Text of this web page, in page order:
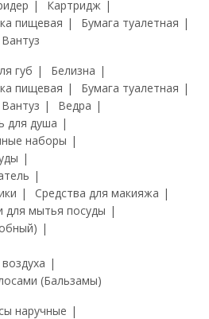
Картридж
пищевая
Бумага туалетная
Вантуз
губ
Белизна
пищевая
Бумага туалетная
Вантуз
Ведра
для душа
наборы
Средства для макияжа
для мытья посуды
(Бальзамы)
наручные